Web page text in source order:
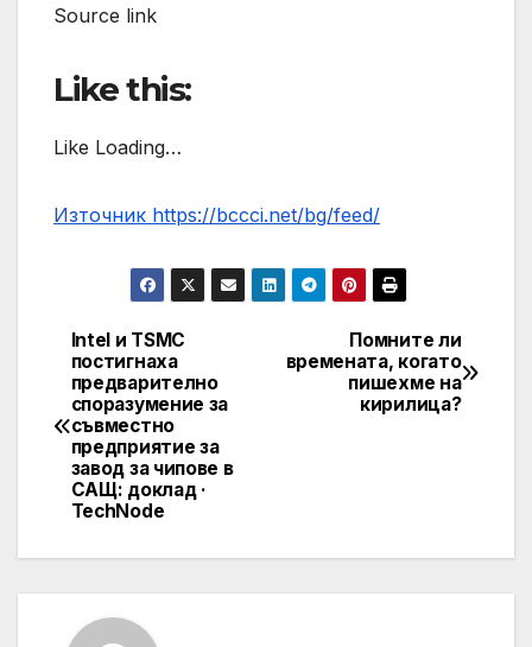
Source link
Like this:
Like Loading…
Източник https://bccci.net/bg/feed/
Post
navigation
Помните ли
времената, когато
пишехме на
кирилица?
Intel и TSMC
постигнаха
предварително
споразумение за
съвместно
предприятие за
завод за чипове в
САЩ: доклад ·
TechNode